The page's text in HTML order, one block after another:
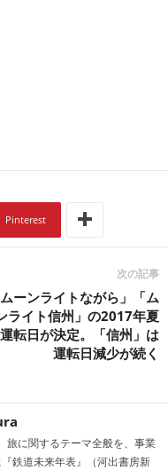
Pinterest
次の記事
ムーンライトながら」「ム
ライト信州」の2017年夏
転日が決定。「信州」は
運転日減少が続く
旅に関するテーマ全般を、事業
鉄道未来年表』（河出書房新